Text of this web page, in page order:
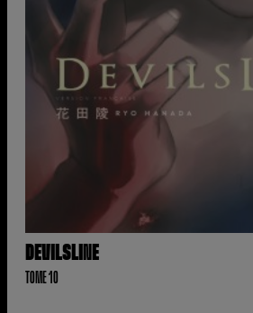
DEVILSLINE
TOME 10